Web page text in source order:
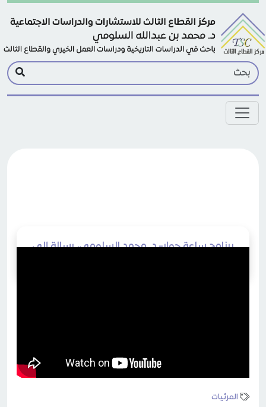
Skip to main content
برنامج ساعة حوار- د. محمد السلومي، رسالة إلى
المرئيات